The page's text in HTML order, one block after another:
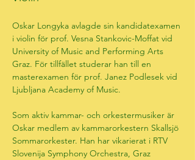
Oskar Longyka avlagde sin kandidatexamen
i violin för prof. Vesna Stankovic-Moffat vid
University of Music and Performing Arts
Graz. För tillfället studerar han till en
masterexamen för prof. Janez Podlesek vid
Ljubljana Academy of Music.
Som aktiv kammar- och orkestermusiker är
Oskar medlem av kammarorkestern Skallsjö
Sommarorkester. Han har vikarierat i RTV
Slovenija Symphony Orchestra, Graz